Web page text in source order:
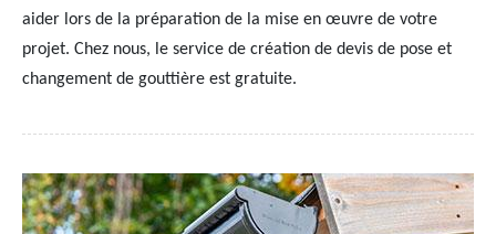
aider lors de la préparation de la mise en œuvre de votre
projet. Chez nous, le service de création de devis de pose et
changement de gouttière est gratuite.